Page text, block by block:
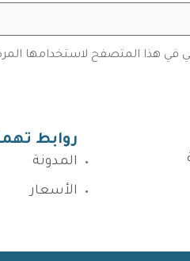
في هذا المتصفح لاستخدامها
روابط
المدونة
الأسعار